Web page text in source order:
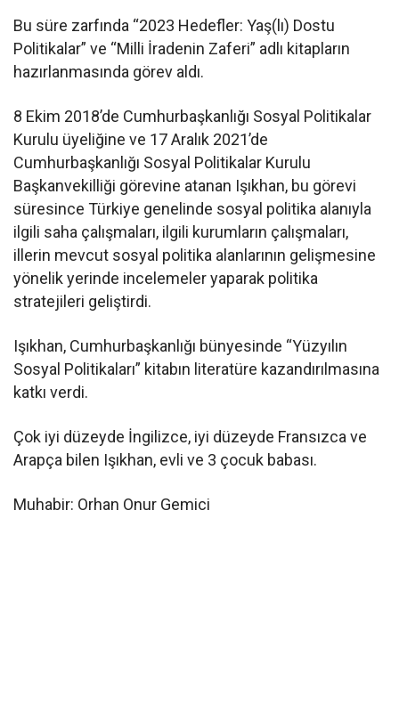
Bu süre zarfında “2023 Hedefler: Yaş(lı) Dostu
Politikalar” ve “Milli İradenin Zaferi” adlı kitapların
hazırlanmasında görev aldı.
8 Ekim 2018’de Cumhurbaşkanlığı Sosyal Politikalar
Kurulu üyeliğine ve 17 Aralık 2021’de
Cumhurbaşkanlığı Sosyal Politikalar Kurulu
Başkanvekilliği görevine atanan Işıkhan, bu görevi
süresince Türkiye genelinde sosyal politika alanıyla
ilgili saha çalışmaları, ilgili kurumların çalışmaları,
illerin mevcut sosyal politika alanlarının gelişmesine
yönelik yerinde incelemeler yaparak politika
stratejileri geliştirdi.
Işıkhan, Cumhurbaşkanlığı bünyesinde “Yüzyılın
Sosyal Politikaları” kitabın literatüre kazandırılmasına
katkı verdi.
Çok iyi düzeyde İngilizce, iyi düzeyde Fransızca ve
Arapça bilen Işıkhan, evli ve 3 çocuk babası.
Muhabir: Orhan Onur Gemici